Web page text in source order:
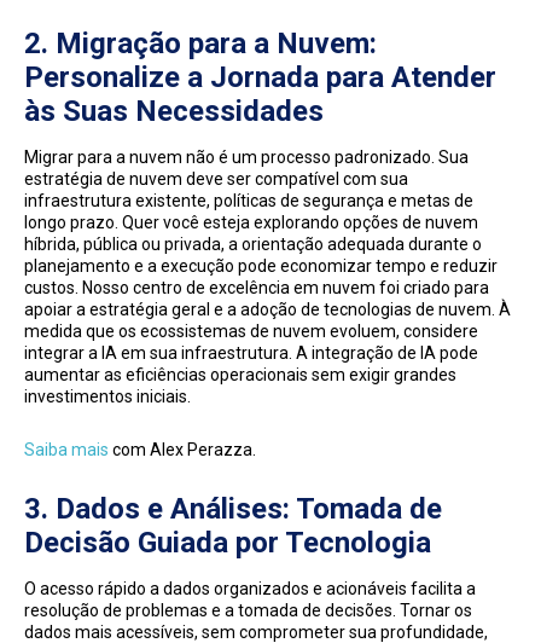
2. Migração para a Nuvem:
Personalize a Jornada para Atender
às Suas Necessidades
Migrar para a nuvem não é um processo padronizado. Sua
estratégia de nuvem deve ser compatível com sua
infraestrutura existente, políticas de segurança e metas de
longo prazo. Quer você esteja explorando opções de nuvem
híbrida, pública ou privada, a orientação adequada durante o
planejamento e a execução pode economizar tempo e reduzir
custos. Nosso centro de excelência em nuvem foi criado para
apoiar a estratégia geral e a adoção de tecnologias de nuvem. À
medida que os ecossistemas de nuvem evoluem, considere
integrar a IA em sua infraestrutura. A integração de IA pode
aumentar as eficiências operacionais sem exigir grandes
investimentos iniciais.
Saiba mais com Alex Perazza.
3. Dados e Análises: Tomada de
Decisão Guiada por Tecnologia
O acesso rápido a dados organizados e acionáveis facilita a
resolução de problemas e a tomada de decisões. Tornar os
dados mais acessíveis, sem comprometer sua profundidade,